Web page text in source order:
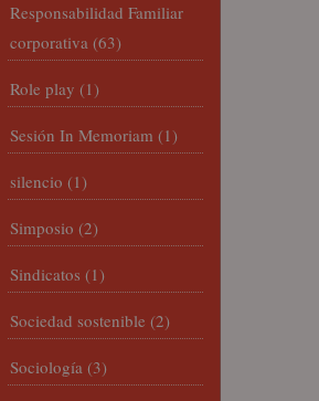
Responsabilidad Familiar
corporativa (63)
Role play (1)
Sesión In Memoriam (1)
silencio (1)
Simposio (2)
Sindicatos (1)
Sociedad sostenible (2)
Sociología (3)